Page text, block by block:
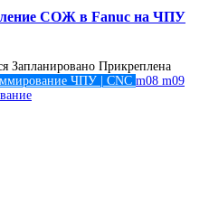
СОЖ в Fanuc на ЧПУ
Запланировано Прикреплена
ЧПУ | CNC m08 m09